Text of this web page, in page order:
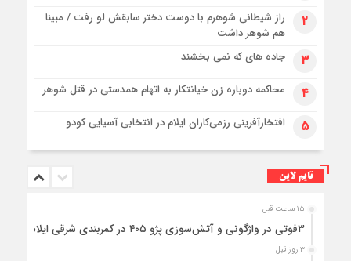
۲
راز شیطانی شوهرم با دوست دختر سابقش لو رفت / مبینا
هم شوهر داشت
۳ جاده های که نمی بخشند
۴ محاکمه دوباره زن خیانتکار به اتهام همدستی در قتل شوهر
۵ افتخارآفرینی رزمی‌کاران ایلام در انتخابی آسیایی کودو
تایم لاین
۱۵ ساعت قبل
۳فوتی در واژگونی و آتش‌سوزی پژو ۴۰۵ در کمربندی شرقی ایلام
۳ روز قبل